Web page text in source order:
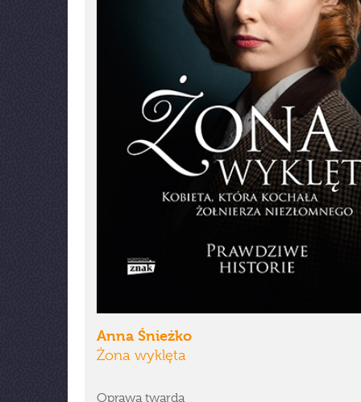
Anna Śnieżko
Żona wyklęta
Oprawa twarda